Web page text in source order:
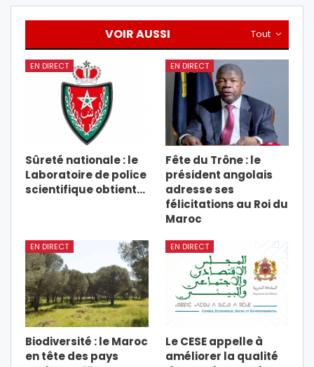
Tout
VOIR AUSSI
EN DIRECT
Sûreté nationale : le
Laboratoire de police
scientifique obtient…
EN DIRECT
Fête du Trône : le
président angolais
adresse ses
félicitations au Roi du
Maroc
EN DIRECT
Biodiversité : le Maroc
en tête des pays
EN DIRECT
Le CESE appelle à
améliorer la qualité